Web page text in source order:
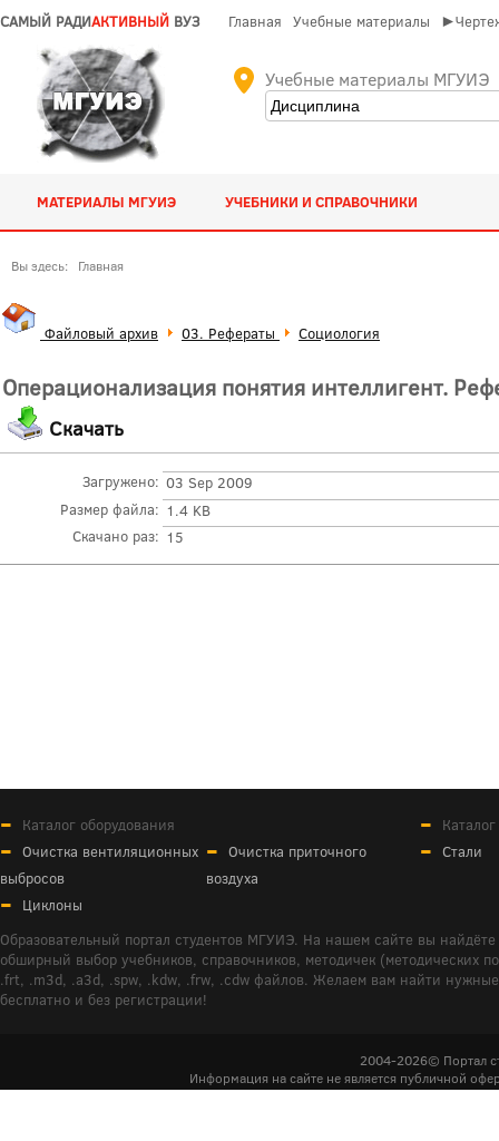
САМЫЙ РАДИАКТИВНЫЙ ВУЗ Главная Учебные материалы
Учебные материалы МГУИЭ
МАТЕРИАЛЫ МГУИЭ УЧЕБНИКИ И СПРАВОЧНИКИ
Вы здесь: Главная
Файловый архив 03. Рефераты Социология
Операционализация понятия интеллигент.
Скачать
Загружено: 03 Sep 2009
Размер файла: 1.4 KB
Скачано раз: 15
Каталог оборудования
Очистка вентиляционных
выбросов
Очистка приточного
воздуха
Циклоны
Стали
Образовательный портал студентов МГУИЭ. На нашем сайте вы
обширный выбор учебников, справочников, методичек (методических
.frt, .m3d, .a3d, .spw, .kdw, .frw, .cdw файлов. Желаем вам найти
бесплатно и без регистрации!
2004-2026© Портал
Информация на сайте не является публичной